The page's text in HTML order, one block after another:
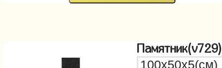
Памятник(v729)